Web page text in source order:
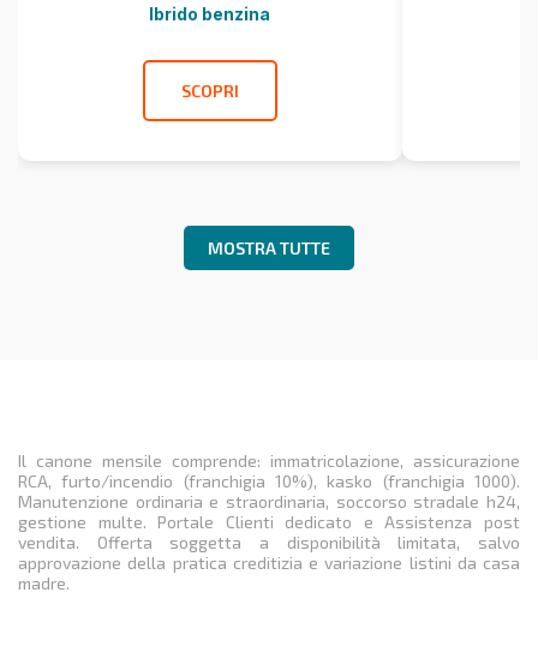
Ibrido benzina
SCOPRI
MOSTRA TUTTE
Il canone mensile comprende: immatricolazione, assicurazione
RCA, furto/incendio (franchigia 10%), kasko (franchigia 1000).
Manutenzione ordinaria e straordinaria, soccorso stradale h24,
gestione multe. Portale Clienti dedicato e Assistenza post
vendita. Offerta soggetta a disponibilità limitata, salvo
approvazione della pratica creditizia e variazione listini da casa
madre.